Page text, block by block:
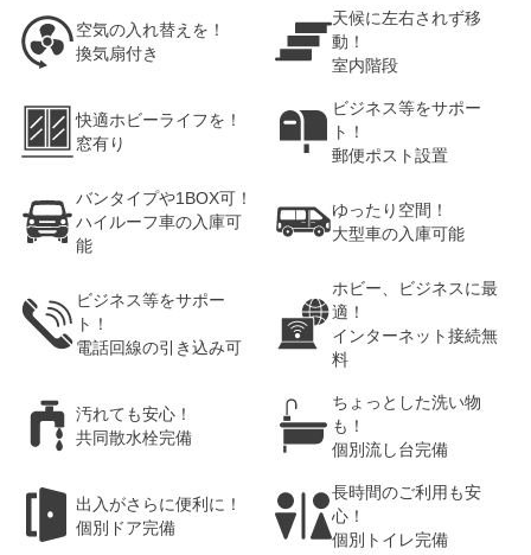
空気の入れ替えを！
換気扇付き
天候に左右されず移
動！
室内階段
快適ホビーライフを！
窓有り
ビジネス等をサポー
ト！
郵便ポスト設置
バンタイプや1BOX可！
ハイルーフ車の入庫可
能
ゆったり空間！
大型車の入庫可能
ビジネス等をサポー
ト！
電話回線の引き込み可
ホビー、ビジネスに最
適！
インターネット接続無
料
汚れても安心！
共同散水栓完備
ちょっとした洗い物
も！
個別流し台完備
出入がさらに便利に！
個別ドア完備
長時間のご利用も安
心！
個別トイレ完備